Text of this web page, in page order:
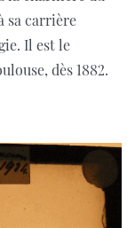
sa carrière
Il est le
dès 1882.